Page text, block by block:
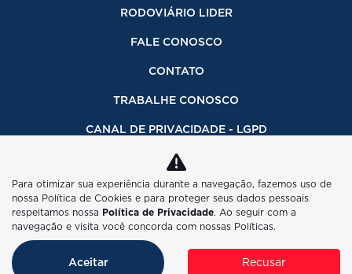
RODOVIÁRIO LIDER
FALE CONOSCO
CONTATO
TRABALHE CONOSCO
CANAL DE PRIVACIDADE - LGPD
INFORMAÇÕES FINANCEIRAS
CÓDIGO DE ÉTICA
CANAL DE DENÚNCIAS INTRANET ADDU
Para otimizar sua experiência durante a navegação, fazemos uso de
nossa Política de Cookies e para proteger seus dados pessoais
respeitamos nossa Política de Privacidade. Ao seguir com a
navegação e visita você concorda com nossas Políticas.
Aceitar Recusar